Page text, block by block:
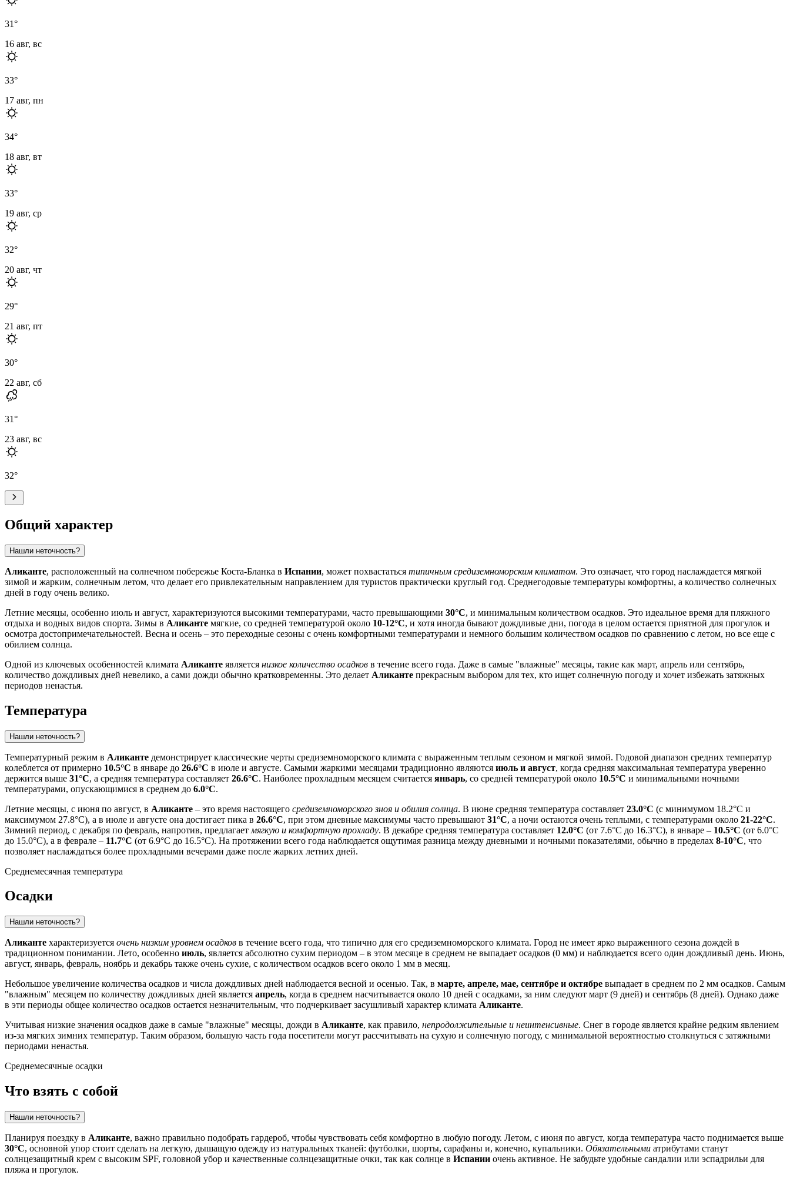
31°
16 авг, вс
33°
17 авг, пн
34°
18 авг, вт
33°
19 авг, ср
32°
20 авг, чт
29°
21 авг, пт
30°
22 авг, сб
31°
23 авг, вс
32°
Общий характер
Нашли неточность?
Аликанте, расположенный на солнечном побережье Коста-Бланка в Испании, может похвастаться типичным средиземноморским климатом. Это означает, что город наслаждается мягкой
зимой и жарким, солнечным летом, что делает его привлекательным направлением для туристов практически круглый год. Среднегодовые температуры комфортны, а количество солнечных
дней в году очень велико.
Летние месяцы, особенно июль и август, характеризуются высокими температурами, часто превышающими 30°C, и минимальным количеством осадков. Это идеальное время для пляжного
отдыха и водных видов спорта. Зимы в Аликанте мягкие, со средней температурой около 10-12°C, и хотя иногда бывают дождливые дни, погода в целом остается приятной для прогулок и
осмотра достопримечательностей. Весна и осень – это переходные сезоны с очень комфортными температурами и немного большим количеством осадков по сравнению с летом, но все еще с
обилием солнца.
Одной из ключевых особенностей климата Аликанте является низкое количество осадков в течение всего года. Даже в самые "влажные" месяцы, такие как март, апрель или сентябрь,
количество дождливых дней невелико, а сами дожди обычно кратковременны. Это делает Аликанте прекрасным выбором для тех, кто ищет солнечную погоду и хочет избежать затяжных
периодов ненастья.
Температура
Нашли неточность?
Температурный режим в Аликанте демонстрирует классические черты средиземноморского климата с выраженным теплым сезоном и мягкой зимой. Годовой диапазон средних температур
колеблется от примерно 10.5°C в январе до 26.6°C в июле и августе. Самыми жаркими месяцами традиционно являются июль и август, когда средняя максимальная температура уверенно
держится выше 31°C, а средняя температура составляет 26.6°C. Наиболее прохладным месяцем считается январь, со средней температурой около 10.5°C и минимальными ночными
температурами, опускающимися в среднем до 6.0°C.
Летние месяцы, с июня по август, в Аликанте – это время настоящего средиземноморского зноя и обилия солнца. В июне средняя температура составляет 23.0°C (с минимумом 18.2°C и
максимумом 27.8°C), а в июле и августе она достигает пика в 26.6°C, при этом дневные максимумы часто превышают 31°C, а ночи остаются очень теплыми, с температурами около 21-22°C.
Зимний период, с декабря по февраль, напротив, предлагает мягкую и комфортную прохладу. В декабре средняя температура составляет 12.0°C (от 7.6°C до 16.3°C), в январе – 10.5°C (от 6.0°C
до 15.0°C), а в феврале – 11.7°C (от 6.9°C до 16.5°C). На протяжении всего года наблюдается ощутимая разница между дневными и ночными показателями, обычно в пределах 8-10°C, что
позволяет наслаждаться более прохладными вечерами даже после жарких летних дней.
Среднемесячная температура
Осадки
Нашли неточность?
Аликанте характеризуется очень низким уровнем осадков в течение всего года, что типично для его средиземноморского климата. Город не имеет ярко выраженного сезона дождей в
традиционном понимании. Лето, особенно июль, является абсолютно сухим периодом – в этом месяце в среднем не выпадает осадков (0 мм) и наблюдается всего один дождливый день. Июнь,
август, январь, февраль, ноябрь и декабрь также очень сухие, с количеством осадков всего около 1 мм в месяц.
Небольшое увеличение количества осадков и числа дождливых дней наблюдается весной и осенью. Так, в марте, апреле, мае, сентябре и октябре выпадает в среднем по 2 мм осадков. Самым
"влажным" месяцем по количеству дождливых дней является апрель, когда в среднем насчитывается около 10 дней с осадками, за ним следуют март (9 дней) и сентябрь (8 дней). Однако даже
в эти периоды общее количество осадков остается незначительным, что подчеркивает засушливый характер климата Аликанте.
Учитывая низкие значения осадков даже в самые "влажные" месяцы, дожди в Аликанте, как правило, непродолжительные и неинтенсивные. Снег в городе является крайне редким явлением
из-за мягких зимних температур. Таким образом, большую часть года посетители могут рассчитывать на сухую и солнечную погоду, с минимальной вероятностью столкнуться с затяжными
периодами ненастья.
Среднемесячные осадки
Что взять с собой
Нашли неточность?
Планируя поездку в Аликанте, важно правильно подобрать гардероб, чтобы чувствовать себя комфортно в любую погоду. Летом, с июня по август, когда температура часто поднимается выше
30°C, основной упор стоит сделать на легкую, дышащую одежду из натуральных тканей: футболки, шорты, сарафаны и, конечно, купальники. Обязательными атрибутами станут
солнцезащитный крем с высоким SPF, головной убор и качественные солнцезащитные очки, так как солнце в Испании очень активное. Не забудьте удобные сандалии или эспадрильи для
пляжа и прогулок.